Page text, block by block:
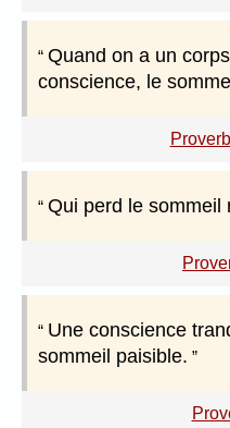
Quand on a un
conscience, le
Qui perd le sommeil
Une conscience
sommeil paisible.